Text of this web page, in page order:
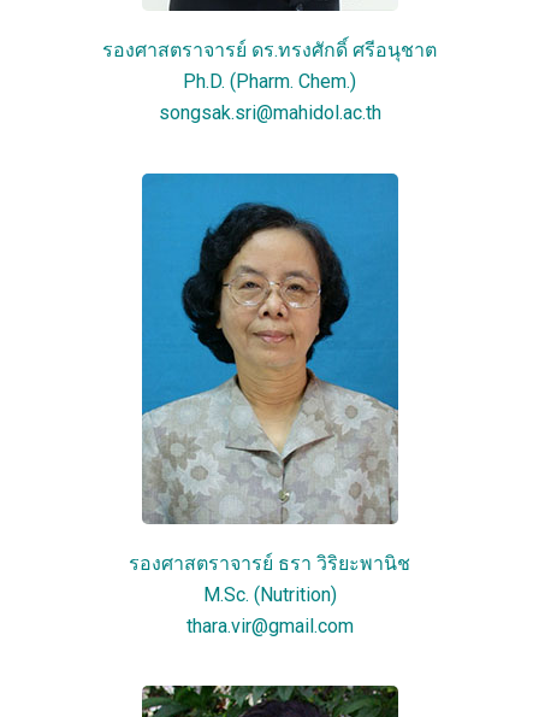
รองศาสตราจารย์ ดร.ทรงศักดิ์ ศรีอนุชาต
Ph.D. (Pharm. Chem.)
songsak.sri@mahidol.ac.th
รองศาสตราจารย์ ธรา วิริยะพานิช
M.Sc. (Nutrition)
thara.vir@gmail.com